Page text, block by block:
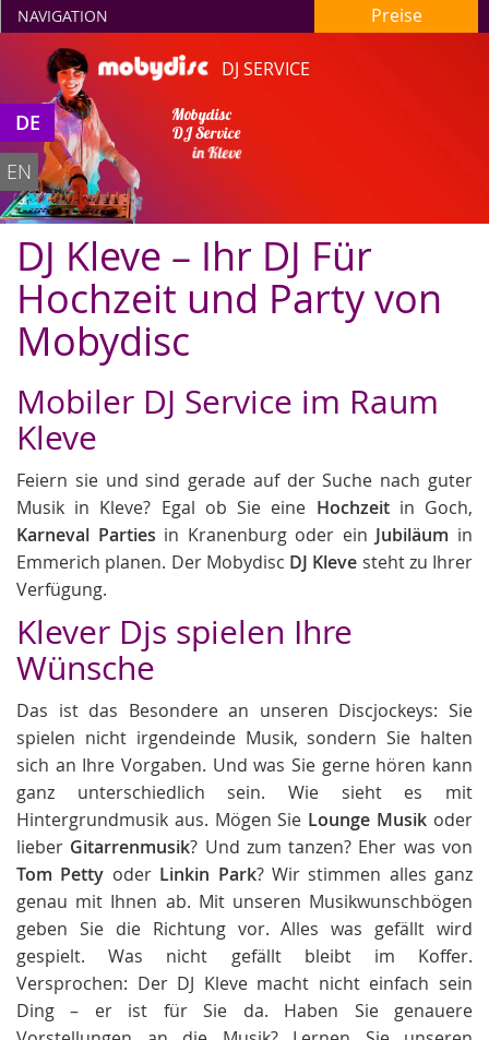
DJ SERVICE
Mobydisc
DJ Service
in Kleve
NAVIGATION Preise
DE
EN
DJ Kleve – Ihr DJ Für
Hochzeit und Party von
Mobydisc
Mobiler DJ Service im Raum
Kleve
Feiern sie und sind gerade auf der Suche nach guter
Musik in Kleve? Egal ob Sie eine Hochzeitin Goch,
Karneval Parties in Kranenburg oder ein Jubiläum in
Emmerich planen. Der Mobydisc DJ Kleve steht zu Ihrer
Verfügung.
Klever Djs spielen Ihre
Wünsche
Das ist das Besondere an unseren Discjockeys: Sie
spielen nicht irgendeinde Musik, sondern Sie halten
sich an Ihre Vorgaben. Und was Sie gerne hören kann
ganz unterschiedlich sein. Wie sieht es mit
Hintergrundmusik aus. Mögen Sie Lounge Musik oder
lieber Gitarrenmusik? Und zum tanzen? Eher was von
Tom Petty oder Linkin Park? Wir stimmen alles ganz
genau mit Ihnen ab. Mit unseren Musikwunschbögen
geben Sie die Richtung vor. Alles was gefällt wird
gespielt. Was nicht gefällt bleibt im Koffer.
Versprochen: Der DJ Kleve macht nicht einfach sein
Ding – er ist für Sie da. Haben Sie genauere